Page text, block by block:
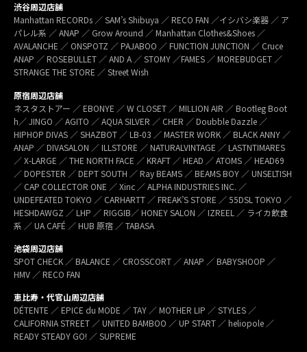
渋谷周辺店舗
Manhattan RECORDs ／ SAM’s Shibuya ／ RECO FAN ／イシバシ楽器 ／ ア
パレル系 ／ ANAP ／ Grow Around ／ Manhattan Clothes&Shoes ／
AVALANCHE ／ ONSPOTZ ／ PAJABOO ／ FUNCTION JUNCTION ／ Cruce
ANAP ／ ROSEBULLET ／ AND A ／ STOMY ／FAMES ／ MOREBUDGET ／
STRANGE THE STORE ／ Street Wish
原宿周辺店舗
ネスタストアー ／ EBONYE ／ W CLOSET ／ MILLION AIR ／ Bootleg Boot
h／ JINGO ／ AGITO ／ AQUA SILVER ／ CHER ／ Doubble Dazzle ／
HIPHOP DIVAS ／ SHAZBOT ／ LB-03 ／ MASTER WORK ／ BLACK ANNY ／
ANAP ／ DIVASALON ／ ILLSTORE ／ NATURALVINTAGE ／ LASTNTIMARES
／ X-LARGE ／ THE NORTH FACE ／ KRAFT ／ HEAD ／ ATOMS ／ HEAD69
／ DOPESTER ／ DEPT SOUTH ／ Ray BEAMS ／ BEAMS BOY ／ UNSELTISH
／ CAP COLLECTOR ONE ／ Xinc ／ ALPHA INDUSTRIES INC. ／
UNDEFEATED TOKYO ／ CARHARTT ／ FREAK’S STORE ／ 55DSL TOKYO ／
HESHDAWGZ ／ LHP ／ RIGGIB／ HONEY SALON ／ IZREEL ／ ライカ飲食
系 ／ UA CAFÉ ／ HUB 原宿 ／ TABASA
池袋周辺店舗
SPOT CHECK ／ BALANCE ／ CROSSCORT ／ ANAP ／ BABYSHOOP ／
HMV ／ RECO FAN
恵比寿・代官山周辺店舗
DÉTENTE ／ EPICE du MODE ／ TAY ／ MOTHER LIP ／ STYLES ／
CALIFORNIA STREET ／ UNITED BAMBOO ／ UP START ／ heliopole ／
READY STEADY GO! ／ SUPREME